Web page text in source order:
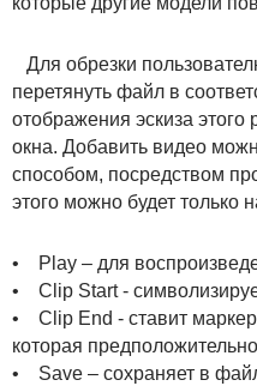
Для обрезки
перетянуть файл в
отображения эскиза
окна. Добавить видео
способом, посредством
этого можно будет только
• Play – для
• Clip Start -
• Clip End - ставит
которая
• Save – сохраняет в